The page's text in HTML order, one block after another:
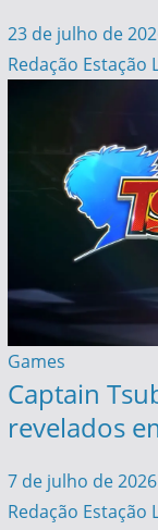
23 de julho de
Redação Estação
Games
Captain
revelados
7 de julho de 2026
Redação Estação